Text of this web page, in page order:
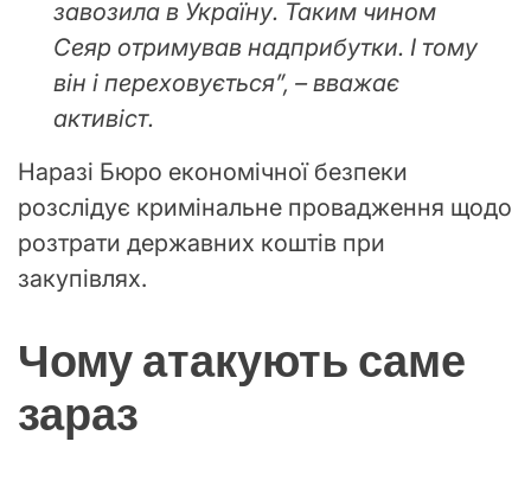
завозила в Україну. Таким чином
Сеяр отримував надприбутки. І тому
він і переховується”, – вважає
активіст.
Наразі Бюро економічної безпеки
розслідує кримінальне провадження щодо
розтрати державних коштів при
закупівлях.
Чому атакують саме
зараз